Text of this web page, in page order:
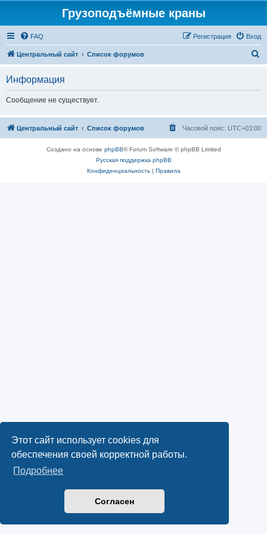
Этот сайт использует cookies для
обеспечения своей корректной работы.
Подробнее
Согласен
Грузоподъёмные краны
FAQ Вход
Регистрация
Центральный сайт Список форумов
Информация
Сообщение не существует.
Центральный сайт Список форумов Часовой пояс: UTC+03:00
Создано на основе phpBB® Forum Software © phpBB Limited
Русская поддержка phpBB
Конфиденциальность| Правила